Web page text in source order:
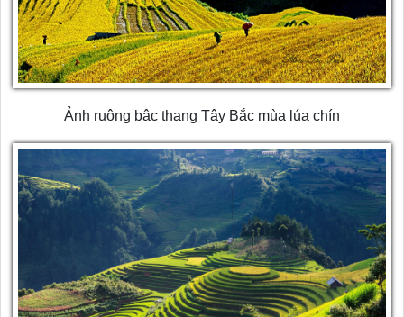
Ảnh ruộng bậc thang Tây Bắc mùa lúa chín